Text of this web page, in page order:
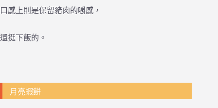
口感上則是保留豬肉的嚼感，
還挺下飯的。
月亮蝦餅